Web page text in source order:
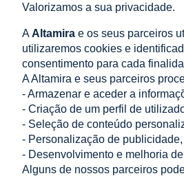
LOJA
Termos e Condições Gerais de
Política de Comentários
Direito de resolução
Métodos de Pagamento
Entrega: Preço e Tempo
Reclamações e devoluções
Valorizamos a sua privacidade.
AAltamira e os seus parceiros
utilizaremos cookies e
consentimento para cada
A Altamira e seus parceiros
- Armazenar e aceder a
- Criação de um perfil de
- Seleção de conteúdo
- Personalização de
- Desenvolvimento e melhoria
Alguns de nossos parceiros